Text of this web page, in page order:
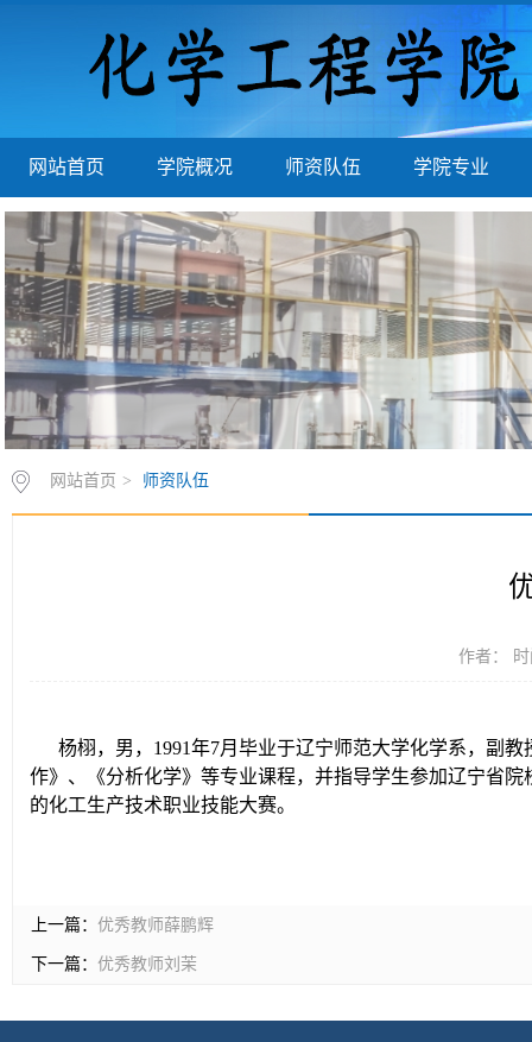
网站首页 学院概况 师资队伍 学院专业
网站首页 > 师资队伍
作者： 时
杨栩，男，1991年7月毕业于辽宁师范大学化学系，副
作》、《分析化学》等专业课程，并指导学生参加辽宁省
的化工生产技术职业技能大赛。
上一篇： 优秀教师薛鹏辉
下一篇： 优秀教师刘茉